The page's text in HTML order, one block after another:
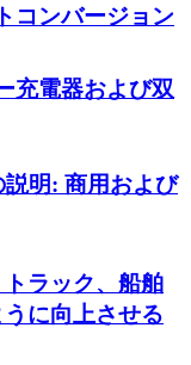
コンバージョン
充電器および双
明: 商用および
ラック、船舶
に向上させる